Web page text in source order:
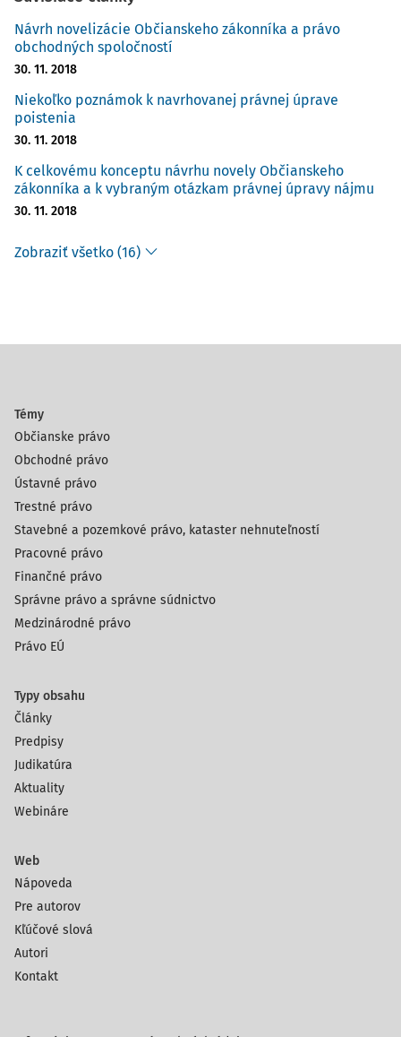
Návrh novelizácie Občianskeho zákonníka a právo
obchodných spoločností
30. 11. 2018
Niekoľko poznámok k navrhovanej právnej úprave
poistenia
30. 11. 2018
K celkovému konceptu návrhu novely Občianskeho
zákonníka a k vybraným otázkam právnej úpravy nájmu
30. 11. 2018
Zobraziť všetko (16)
Témy
Občianske právo
Obchodné právo
Ústavné právo
Trestné právo
Stavebné a pozemkové právo, kataster nehnuteľností
Pracovné právo
Finančné právo
Správne právo a správne súdnictvo
Medzinárodné právo
Právo EÚ
Typy obsahu
Články
Predpisy
Judikatúra
Aktuality
Webináre
Web
Nápoveda
Pre autorov
Kľúčové slová
Autori
Kontakt